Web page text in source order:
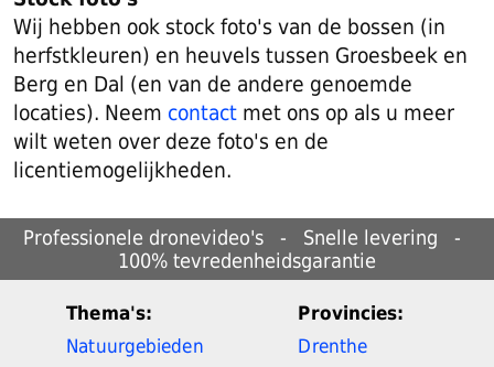
Wij hebben ook stock foto's van de bossen (in
herfstkleuren) en heuvels tussen Groesbeek en
Berg en Dal (en van de andere genoemde
locaties). Neem contact met ons op als u meer
wilt weten over deze foto's en de
licentiemogelijkheden.
Professionele dronevideo's - Snelle levering -
100% tevredenheids­garantie
Thema's:
Natuurgebieden
Provincies:
Drenthe